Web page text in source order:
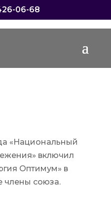
06-68
— ПАРТНЕР
«Национальный
включил
Оптимум» в
члены союза.